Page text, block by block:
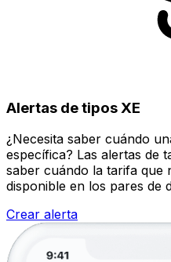
Alertas de tipos XE
¿Necesita saber cuándo
específica? Las alertas de
saber cuándo la tarifa que
disponible en los pares de
Crear alerta